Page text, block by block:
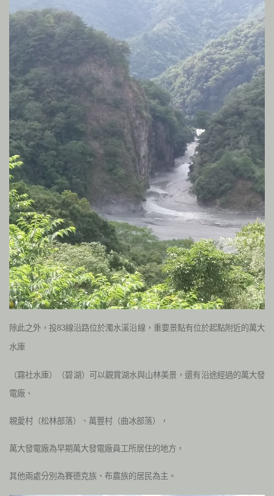
除此之外，投83線沿路位於濁水溪沿線，重要景點有位於起點附近的萬大
水庫
（霧社水庫）（碧湖）可以觀賞湖水與山林美景，還有沿途經過的萬大發
電廠、
親愛村（松林部落）、萬豐村（曲冰部落），
萬大發電廠為早期萬大發電廠員工所居住的地方，
其他兩處分別為賽德克族、布農族的居民為主。